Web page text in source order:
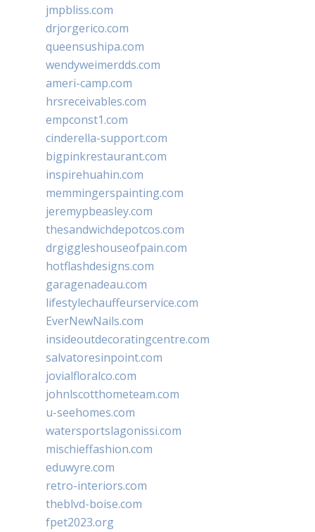
jmpbliss.com
drjorgerico.com
queensushipa.com
wendyweimerdds.com
ameri-camp.com
hrsreceivables.com
empconst1.com
cinderella-support.com
bigpinkrestaurant.com
inspirehuahin.com
memmingerspainting.com
jeremypbeasley.com
thesandwichdepotcos.com
drgiggleshouseofpain.com
hotflashdesigns.com
garagenadeau.com
lifestylechauffeurservice.com
EverNewNails.com
insideoutdecoratingcentre.com
salvatoresinpoint.com
jovialfloralco.com
johnlscotthometeam.com
u-seehomes.com
watersportslagonissi.com
mischieffashion.com
eduwyre.com
retro-interiors.com
theblvd-boise.com
fpet2023.org